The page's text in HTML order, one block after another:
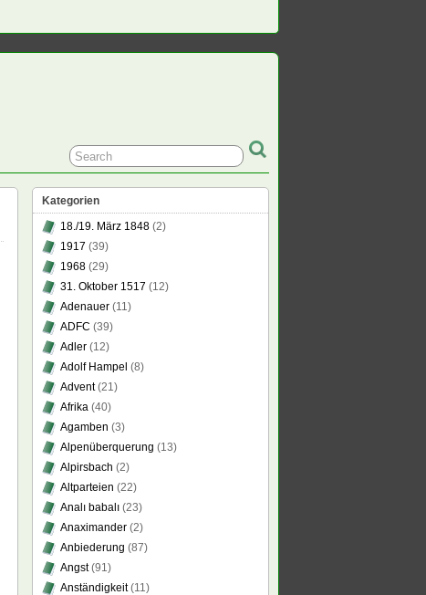
Kategorien
18./19. März 1848 (2)
1917 (39)
1968 (29)
31. Oktober 1517 (12)
Adenauer (11)
ADFC (39)
Adler (12)
Adolf Hampel (8)
Advent(21)
Afrika (40)
Agamben (3)
Alpenüberquerung (13)
Alpirsbach (2)
Altparteien (22)
Analı babalı (23)
Anaximander (2)
Anbiederung (87)
Angst(91)
Anständigkeit(11)